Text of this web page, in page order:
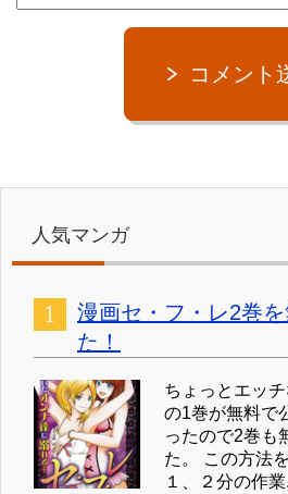
コメント
人気マンガ
漫画セ・フ・レ2巻
た！
ちょっとエッ
の1巻が無料で
ったので2巻も
た。 この方法
１、２分の作業